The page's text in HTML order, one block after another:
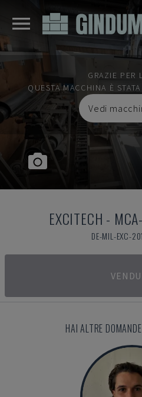
GRAZIE PER
QUESTA MACCHINA È
Vedi
EXCITECH -
DE-MIL-EXC-
HAI ALTRE